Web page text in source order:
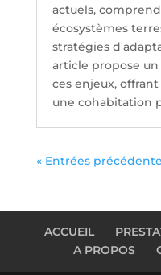
actuels,
écosystèmes
stratégies
article propose
ces enjeux,
une cohabitation
« Entrées
ACCUEIL
A PROPOS